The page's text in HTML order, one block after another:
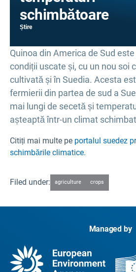
schimbătoare
Știre
Quinoa din America de Sud
condiții uscate și, cu un nou soi
cultivată și în Suedia. Acesta
fermierii din partea de sud a
mai lungi de secetă și
așteaptă într-un climat
Citiți mai multe pe portalul suedez
schimbările climatice.
Filed under: agriculture crops
Managed by